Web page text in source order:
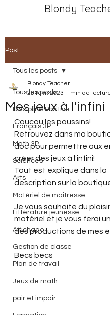
Blondy
Post
Tous les posts
Discipline Positive
Français 3P
Math 3P
Sciences
Arts
Matériel de maitresse
Littérature jeunesse
Affichage
Gestion de classe
Plan de travail
Jeux de math
pair et impair
Tous les posts
Mes jeux à l'infini
Blondy Teacher
28 févr. 2023 1 min de
Coucou les poussins!
Retrouvez dans ma
doc pour permettre aux
créer des jeux à l'infini!
Tout est expliqué dans la
description sur la
Je vous souhaite du
matériel et je vous ferai
des productions de mes
Becs becs